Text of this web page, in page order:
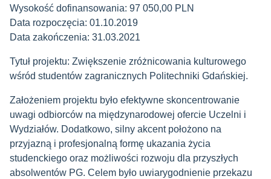
Wysokość dofinansowania: 97 050,00 PLN
Data rozpoczęcia: 01.10.2019
Data zakończenia: 31.03.2021
Tytuł projektu: Zwiększenie zróżnicowania kulturowego
wśród studentów zagranicznych Politechniki Gdańskiej.
Założeniem projektu było efektywne skoncentrowanie
uwagi odbiorców na międzynarodowej ofercie Uczelni i
Wydziałów. Dodatkowo, silny akcent położono na
przyjazną i profesjonalną formę ukazania życia
studenckiego oraz możliwości rozwoju dla przyszłych
absolwentów PG. Celem było uwiarygodnienie przekazu